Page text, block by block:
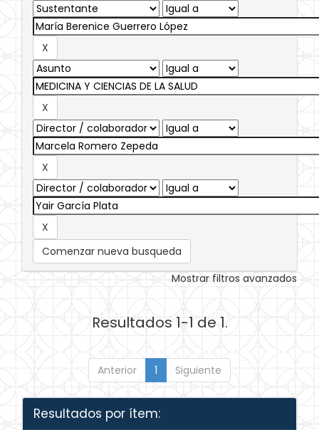
Comenzar nueva busqueda
Mostrar filtros avanzados
Resultados 1-1 de 1.
Anterior 1 Siguiente
Resultados por ítem: